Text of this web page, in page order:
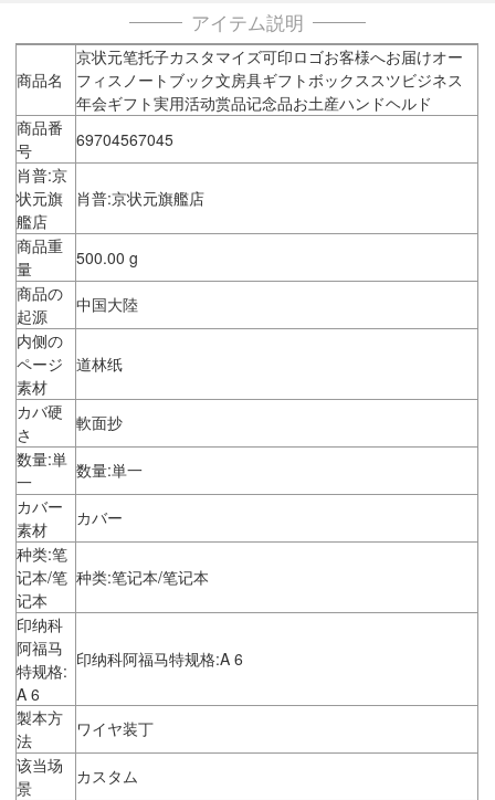
アイテム説明
商品名
京状元笔托子カスタマイズ可印ロゴお客様へお届けオー
フィスノートブック文房具ギフトボックススツビジネス
年会ギフト実用活动赏品记念品お土産ハンドヘルド
商品番
号
69704567045
肖普:京
状元旗
艦店
肖普:京状元旗艦店
商品重
量
500.00 g
商品の
起源
中国大陸
内侧の
ページ
素材
道林纸
カバ硬
さ
軟面抄
数量:単
一
数量:単一
カバー
素材
カバー
种类:笔
记本/笔
记本
种类:笔记本/笔记本
印纳科
阿福马
特规格:
A 6
印纳科阿福马特规格:A 6
製本方
法
ワイヤ装丁
该当场
景
カスタム